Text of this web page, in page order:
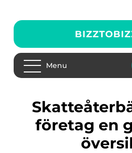
Menu
Skatteåterbäring för
företag en